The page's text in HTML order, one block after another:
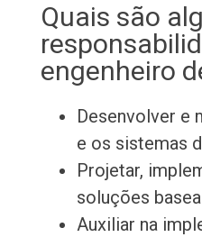
Quais são
engenheiro
Desenvolver e
e os sistemas
Projetar,
soluções
Auxiliar na